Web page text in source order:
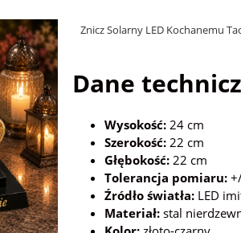
do koszyka
Znicz Solarny LED Kochanemu
Dane
Wysokość: 24 cm
Szerokość: 22 cm
Głębokość: 22 cm
Tolerancja pomiaru:
Źródło światła: LED
Materiał: stal